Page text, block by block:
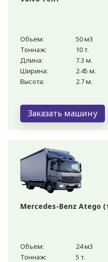
Объем:
50 м3
Тоннаж:
10 т.
Длина:
7.3 м.
Ширина:
2.45 м.
Высота:
2.7 м.
Заказать машину
Mercedes-Benz Atego
Объем:
24 м3
Тоннаж:
5 т.